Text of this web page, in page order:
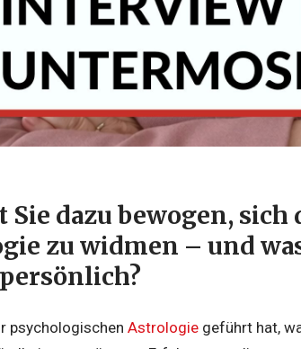
Sie dazu bewogen,
zu widmen – und
psychologischen Astrologie geführt hat,